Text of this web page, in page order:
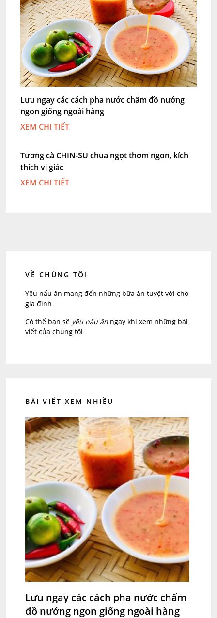
Lưu ngay các cách pha nước chấm đồ nướng
ngon giống ngoài hàng
XEM CHI TIẾT
Tương cà CHIN-SU chua ngọt thơm ngon, kích
thích vị giác
XEM CHI TIẾT
VỀ CHÚNG TÔI
Yêu nấu ăn mang đến những bữa ăn tuyệt vời cho
gia đình
Có thể bạn sẽ yêu nấu ăn ngay khi xem những bài
viết của chúng tôi
BÀI VIẾT XEM NHIỀU
Lưu ngay các cách pha nước chấm
đồ nướng ngon giống ngoài hàng